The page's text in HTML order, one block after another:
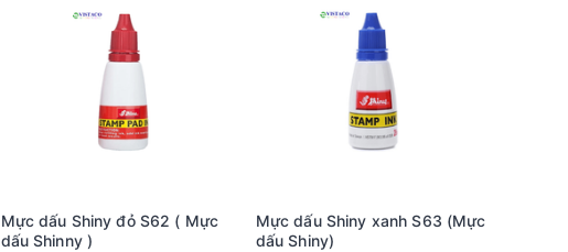
Mực dấu Shiny đỏ S62 ( Mực
dấu Shinny )
Mực dấu Shiny xanh S63 (Mực
dấu Shiny)